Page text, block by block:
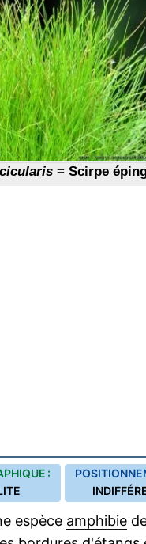
= Scirpe
:
espèce amphibie